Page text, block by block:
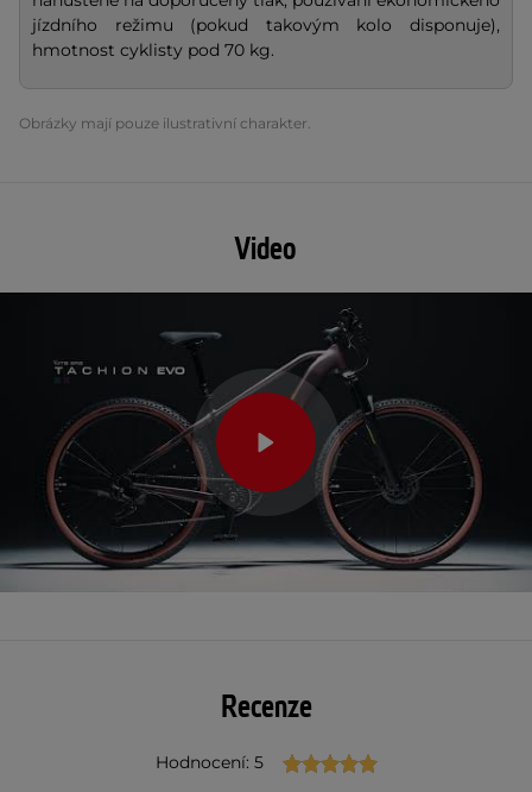
jízdního režimu (pokud takovým kolo disponuje),
hmotnost cyklisty pod 70 kg.
Obrázky mají pouze ilustrativní charakter.
Video
Recenze
Hodnocení: 5